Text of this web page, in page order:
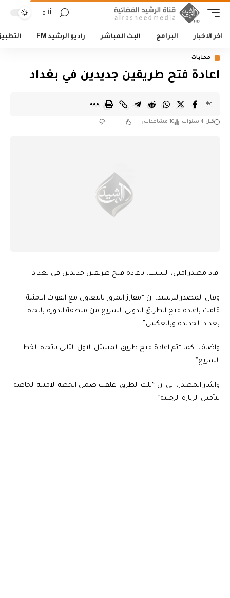
أأ
اخر الاخبار البرامج البث المباشر راديو الرشيد FM
محليات
اعادة فتح طريقين جديدين في بغداد
قبل 4 سنوات 10 مشاهدات
افاد مصدر امني، السبت، باعادة فتح طريقين جديدين في بغداد.
وقال المصدر للرشيد، ان “مفارز المرور بالتعاون مع القوات الامنية
قامت باعادة فتح الطريق الدولي السريع من منطقة الدورة باتجاه
بغداد الجديدة وبالعكس”.
واضاف، كما “تم اعادة فتح طريق المشتل الاول الثاني باتجاه الخط
السريع”.
واشار المصدر، الى ان “تلك الطرق اغلقت ضمن الخطة الامنية الخاصة
بتأمين الزيارة الرجبية”.